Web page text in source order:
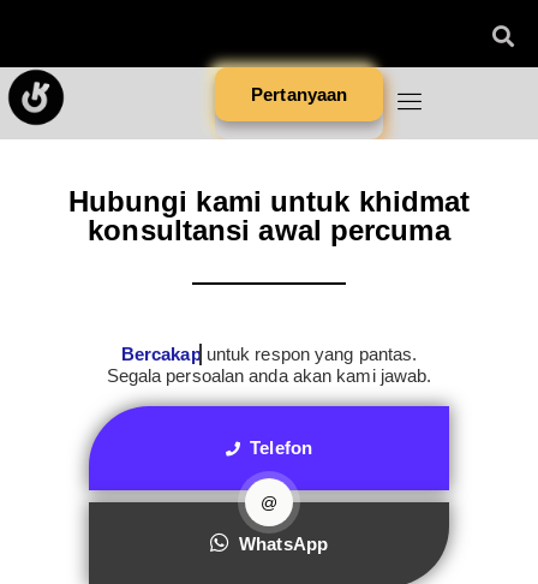
Pertanyaan
Hubungi kami untuk khidmat
konsultansi awal percuma
Bercakap untuk respon yang pantas.
Segala persoalan anda akan kami jawab.
Telefon
@
WhatsApp